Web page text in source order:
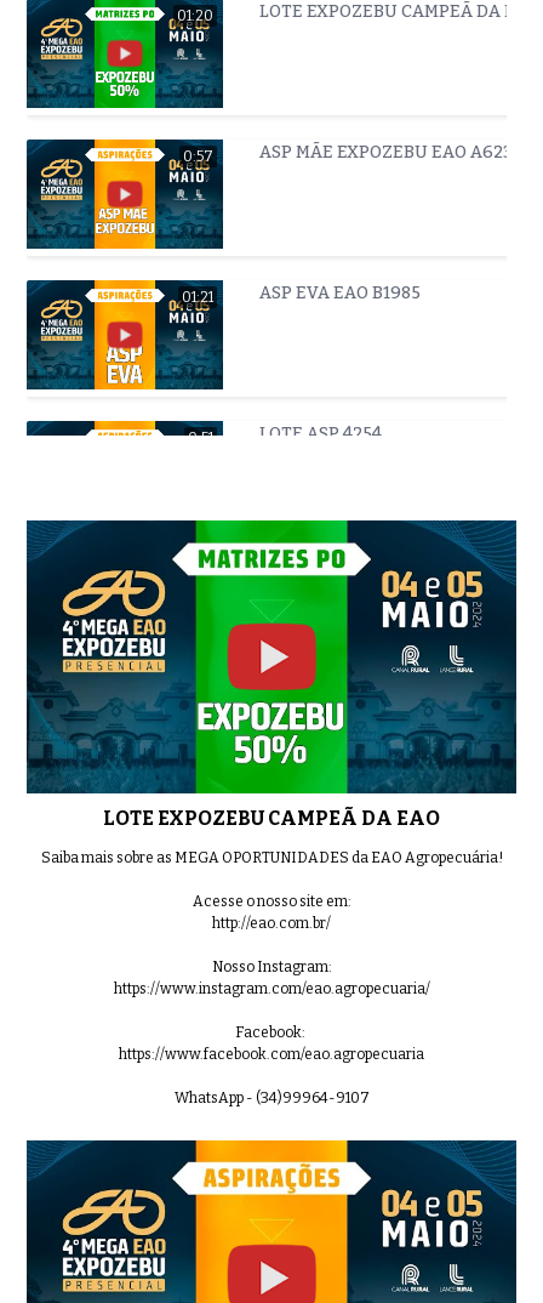
01:20 LOTE EXPOZEBU CAMPEÃ DA EAO
0:57 ASP MÃE EXPOZEBU EAO A6231
01:21 ASP EVA EAO B1985
0:51 LOTE ASP 4254
0:54 LOTE 1000 EAON 6188
0:56 LOTE 2000 EAO ARY 113,114
0:56 LOTE 2000 EAO ARY 113,114 OK
LOTE 2024 EAON 6243
0:51 LOTE 3000 EAON 5966
LOTE 3001 EAON 5971
LOTE EXPOZEBU CAMPEÃ DA EAO
Saiba mais sobre as MEGA OPORTUNIDADES da EAO Agropecuária!
Acesse o nosso site em:
http://eao.com.br/
Nosso Instagram:
https://www.instagram.com/eao.agropecuaria/
Facebook:
https://www.facebook.com/eao.agropecuaria
WhatsApp - (34)99964-9107